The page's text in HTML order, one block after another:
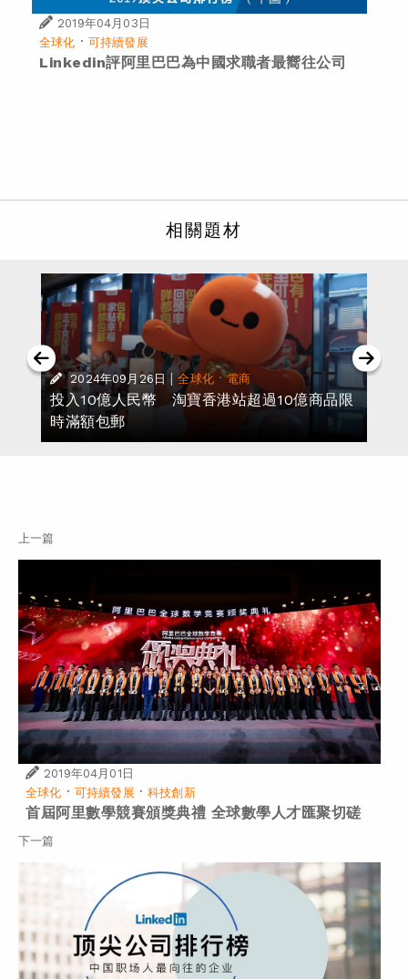
2019年04月03日
全球化 · 可持續發展
Linkedin評阿里巴巴為中國求職者最嚮往公司
相關題材
2024年09月26日 | 全球化·電商
投入10億人民幣 淘寶香港站超過10億商品限
時滿額包郵
上一篇
2019年04月01日
全球化 · 可持續發展 ·科技創新
首屆阿里數學競賽頒獎典禮 全球數學人才匯聚切磋
下一篇